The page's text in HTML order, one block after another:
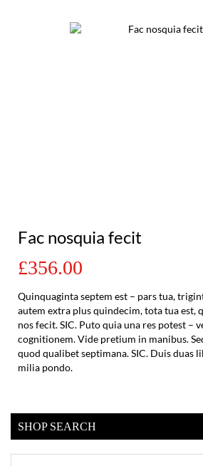
Fac nosquia fecit
£356.00
Quinquaginta septem est – pars tua,
autem extra plus quindecim, tota tua est,
nos fecit. SIC. Puto quia una res potest –
cognitionem. Vide pretium in manibus.
quod qualibet septimana. SIC. Duis duas
milia pondo.
SHOP SEARCH